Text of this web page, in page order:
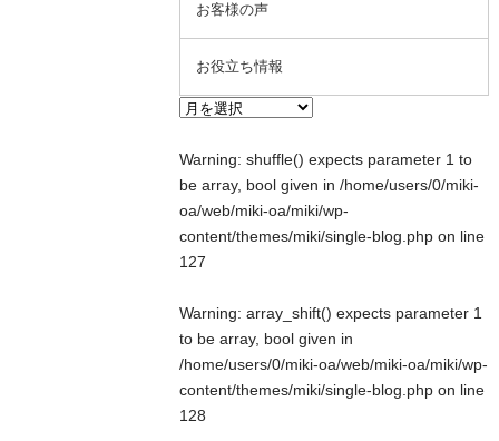
お客様の声
お役立ち情報
Warning: shuffle() expects parameter 1 to
be array, bool given in/home/users/0/miki-
oa/web/miki-oa/miki/wp-
content/themes/miki/single-blog.php on line
127
Warning: array_shift() expects parameter 1
to be array, bool given in
/home/users/0/miki-oa/web/miki-oa/miki/wp-
content/themes/miki/single-blog.php on line
128